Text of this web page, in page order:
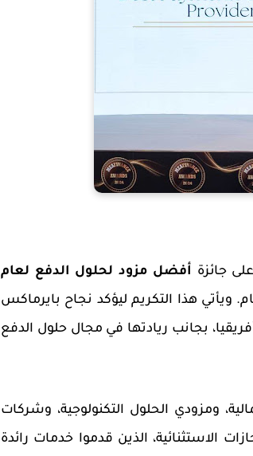
جائزة أفضل مزود لحلول الدفع لعام
ويأتي هذا التكريم ليؤكد نجاح بايرماكس
بجانب ريادتها في مجال حلول الدفع
ومزودي الحلول التكنولوجية، وشركات
الاستثنائية، الذين قدموا خدمات رائدة